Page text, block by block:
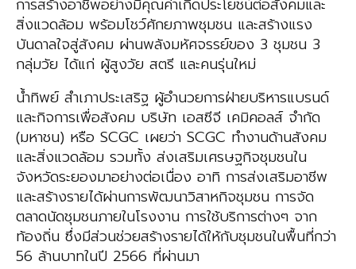
การสร้างอาชีพอย่างมีคุณค่าเกิดประโยชน์ต่อสังคมและ
สิ่งแวดล้อม พร้อมโชว์ศักยภาพชุมชน และสร้างแรง
บันดาลใจสู่สังคม ผ่านพลังมหัศจรรย์ของ 3 ชุมชน 3
กลุ่มวัย ได้แก่ ผู้สูงวัย สตรี และคนรุ่นใหม่
น้ำทิพย์ สำเภาประเสริฐ ผู้อำนวยการฝ่ายบริหารแบรนด์
และกิจการเพื่อสังคม บริษัท เอสซีจี เคมิคอลส์ จำกัด
(มหาชน) หรือ SCGC เผยว่า SCGC ทำงานด้านสังคม
และสิ่งแวดล้อม รวมทั้ง ส่งเสริมเศรษฐกิจชุมชนใน
จังหวัดระยองมาอย่างต่อเนื่อง อาทิ การส่งเสริมอาชีพ
และสร้างรายได้ผ่านการพัฒนาวิสาหกิจชุมชน การจัด
ตลาดนัดชุมชนภายในโรงงาน การใช้บริการต่างๆ จาก
ท้องถิ่น ซึ่งมีส่วนช่วยสร้างรายได้ให้กับชุมชนในพื้นที่กว่า
56 ล้านบาทในปี 2566 ที่ผ่านมา